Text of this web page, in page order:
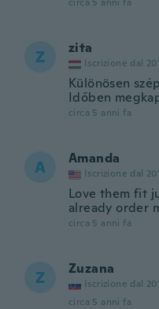
Z zita
Iscrizione dal
Különösen
Időben
circa 5 anni fa
A Amanda
Iscrizione dal
Love them fit
already order
circa 5 anni fa
Z Zuzana
Iscrizione dal
circa 5 anni fa